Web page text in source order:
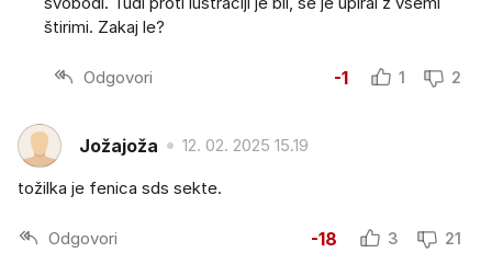
štirimi. Zakaj le?
Odgovori -1 1 2
Jožajoža 12. 02. 2025 15.19
tožilka je fenica sds sekte.
Odgovori -18 3 21